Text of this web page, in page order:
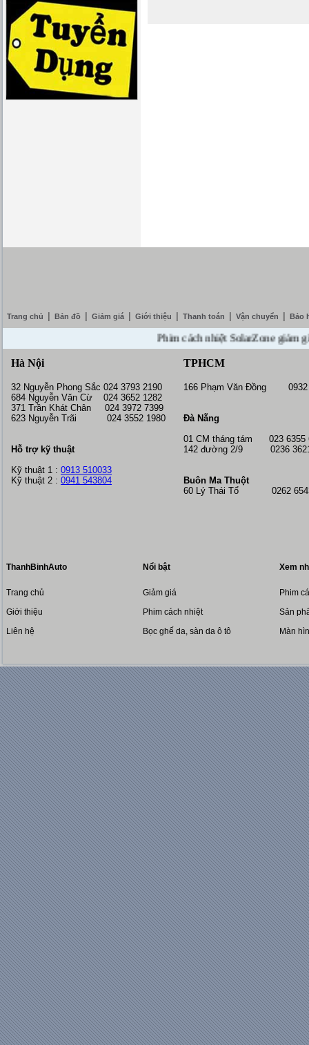
Trang chủ Bản đồ Giảm giá Giới thiệu Thanh toán Vận chuyển Bảo
Phim cách nhiệt SolarZone giảm giá
Hà Nội
32 Nguyễn Phong Sắc 024 3793 2190
684 Nguyễn Văn Cừ 024 3652 1282
371 Trần Khát Chân 024 3972 7399
623 Nguyễn Trãi 024 3552 1980
Hỗ trợ kỹ thuật
Kỹ thuật 1 : 0913 510033
Kỹ thuật 2 : 0941 543804
TPHCM
166 Phạm Văn Đồng 0932
Đà Nẵng
01 CM tháng tám 023 6355
142 đường 2/9 0236
Buôn Ma Thuột
60 Lý Thái Tổ 0262
ThanhBinhAuto
Trang chủ
Giới thiệu
Liên hệ
Nổi bật
Giảm giá
Phim cách nhiệt
Bọc ghế da, sàn da ô tô
Xem
Phim
Sản
Màn